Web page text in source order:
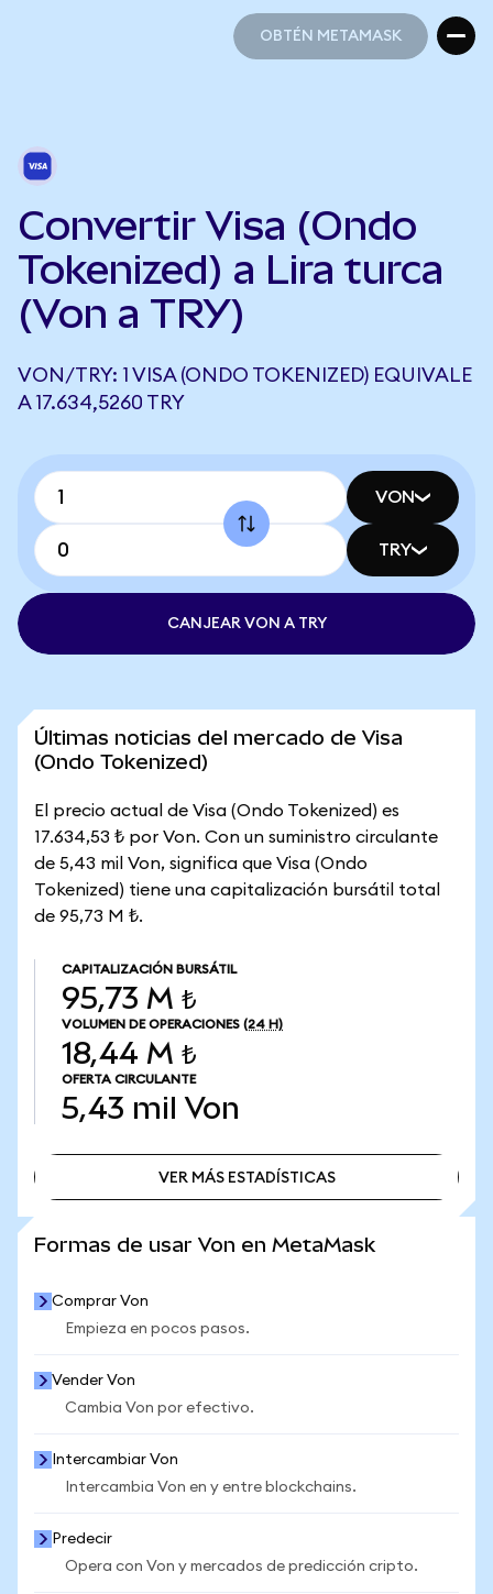
OBTÉN METAMASK
Convertir Visa (Ondo
Tokenized) a Lira turca
(Von a TRY)
VON/TRY: 1 VISA (ONDO TOKENIZED) EQUIVALE
A 17.634,5260 TRY
VON
TRY
CANJEAR VON A TRY
Últimas noticias del mercado de Visa
(Ondo Tokenized)
El precio actual de Visa (Ondo Tokenized) es
17.634,53 ₺ por Von. Con un suministro circulante
de 5,43 mil Von, significa que Visa (Ondo
Tokenized) tiene una capitalización bursátil total
de 95,73 M ₺.
CAPITALIZACIÓN BURSÁTIL
95,73 M ₺
VOLUMEN DE OPERACIONES (24 H)
18,44 M ₺
OFERTA CIRCULANTE
5,43 mil Von
VER MÁS ESTADÍSTICAS
Formas de usar Von en MetaMask
Comprar Von
Empieza en pocos pasos.
Vender Von
Cambia Von por efectivo.
Intercambiar Von
Intercambia Von en y entre blockchains.
Predecir
Opera con Von y mercados de predicción cripto.